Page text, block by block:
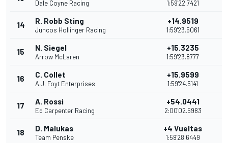
Dale Coyne Racing 1:59'22.7421
14 R. Robb Sting
Juncos Hollinger Racing
+14.9519
1:59'23.5061
15 N. Siegel
Arrow McLaren
+15.3235
1:59'23.8777
16 C. Collet
A.J. Foyt Enterprises
+15.9599
1:59'24.5141
17 A. Rossi
Ed Carpenter Racing
+54.0441
2:00'02.5983
18 D. Malukas
Team Penske
+4 Vueltas
1:59'28.6449